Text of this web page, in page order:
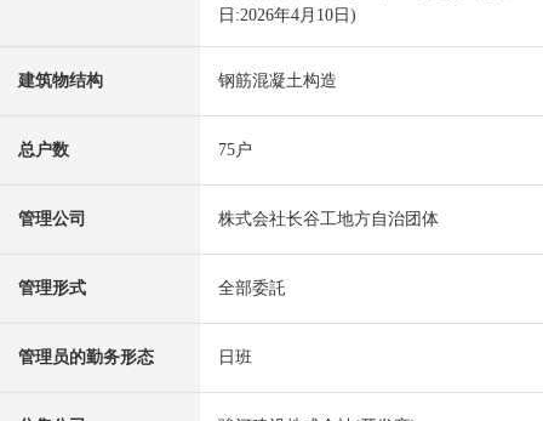
日:2026年4月10日)
建筑物结构 钢筋混凝土构造
总户数 75户
管理公司 株式会社长谷工地方自治团体
管理形式 全部委託
管理员的勤务形态 日班